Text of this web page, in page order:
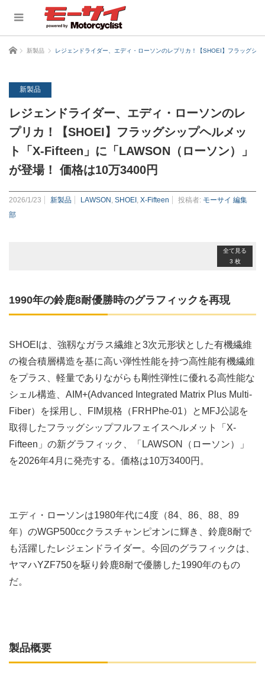
ホーム 新製品 レジェンドライダー、エディ・ローソンのレプリカ！【SHOEI】フラッグシ
新製品
レジェンドライダー、エディ・ローソンのレ
プリカ！【SHOEI】フラッグシップヘルメッ
ト「X-Fifteen」に「LAWSON（ローソン）」
が登場！ 価格は10万3400円
2026/1/23 新製品 LAWSON SHOEI X-Fifteen 投稿者: モーサイ 編集
部
全て見る
3 枚
1990年の鈴鹿8耐優勝時のグラフィックを再現
SHOEIは、強靱なガラス繊維と3次元形状とした有機繊維
の複合積層構造を基に高い弾性性能を持つ高性能有機繊維
をプラス、軽量でありながらも剛性弾性に優れる高性能な
シェル構造、AIM+(Advanced Integrated Matrix Plus Multi-
Fiber）を採用し、FIM規格（FRHPhe-01）とMFJ公認を
取得したフラッグシップフルフェイスヘルメット「X-
Fifteen」の新グラフィック、「LAWSON（ローソン）」
を2026年4月に発売する。価格は10万3400円。
エディ・ローソンは1980年代に4度（84、86、88、89
年）のWGP500ccクラスチャンピオンに輝き、鈴鹿8耐で
も活躍したレジェンドライダー。今回のグラフィックは、
ヤマハYZF750を駆り鈴鹿8耐で優勝した1990年のもの
だ。
製品概要